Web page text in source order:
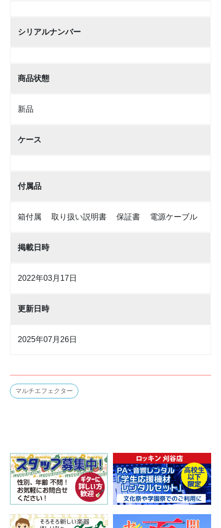
シリアルナンバー
商品状態
新品
ケース
付属品
箱付属 取り扱い説明書 保証書 電源ケーブル
掲載日時
2022年03月17日
更新日時
2025年07月26日
マルチエフェクター